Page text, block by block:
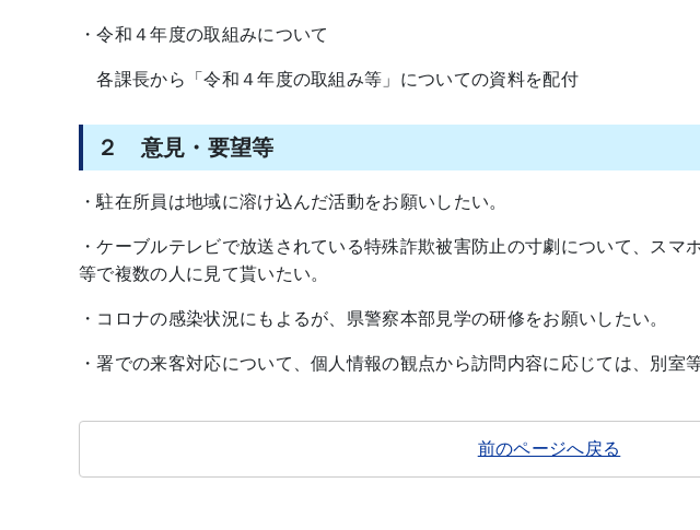
・令和４年度の取組みについて
各課長から「令和４年度の取組み等」についての資料を配付
２ 意見・要望等
・駐在所員は地域に溶け込んだ活動をお願いしたい。
・ケーブルテレビで放送されている特殊詐欺被害防止の寸劇について、スマ
等で複数の人に見て貰いたい。
・コロナの感染状況にもよるが、県警察本部見学の研修をお願いしたい。
・署での来客対応について、個人情報の観点から訪問内容に応じては、別室
前のページへ戻る